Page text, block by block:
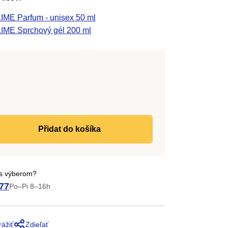
Parfum - unisex 50 ml
Sprchový gél 200 ml
cena:
do košíka
výberom?
Po–Pi 8–16h
Zdieľať